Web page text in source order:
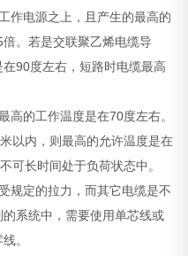
作电源之上，且产生的最高的
。若是交联聚乙烯电缆导
90度左右，短路时电缆最高
高的工作温度是在70度左右。
以内，则最高的允许温度是在
可长时间处于负荷状态中。
规定的拉力，而其它电缆是不
系统中，需要使用单芯线或
。